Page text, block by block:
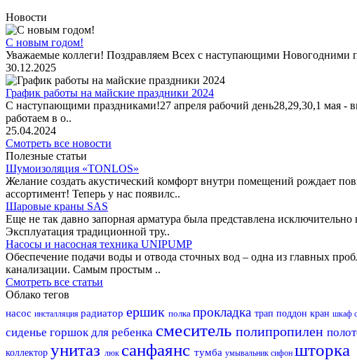
Новости
С новым годом!
Уважаемые коллеги! Поздравляем Всех с наступающими Новогодними
30.12.2025
График работы на майские праздники 2024
С наступающими праздниками!27 апреля рабочий день28,29,30,1 мая -
работаем в о..
25.04.2024
Смотреть все новости
Полезные статьи
Шумоизоляция «TONLOS»
Желание создать акустический комфорт внутри помещений рождает
ассортимент! Теперь у нас появилс..
Шаровые краны SAS
Еще не так давно запорная арматура была представлена
Эксплуатация традиционной тру..
Насосы и насосная техника UNIPUMP
Обеспечение подачи воды и отвода сточных вод – одна из главных
канализации. Самым простым ..
Смотреть все статьи
Облако тегов
насос инсталляция радиатор ершик полка прокладка трап поддон кран шкаф
сиденье горшок для ребенка смеситель полипропилен
коллектор унитаз люк санфаянс тумба умывальник сифон шторка